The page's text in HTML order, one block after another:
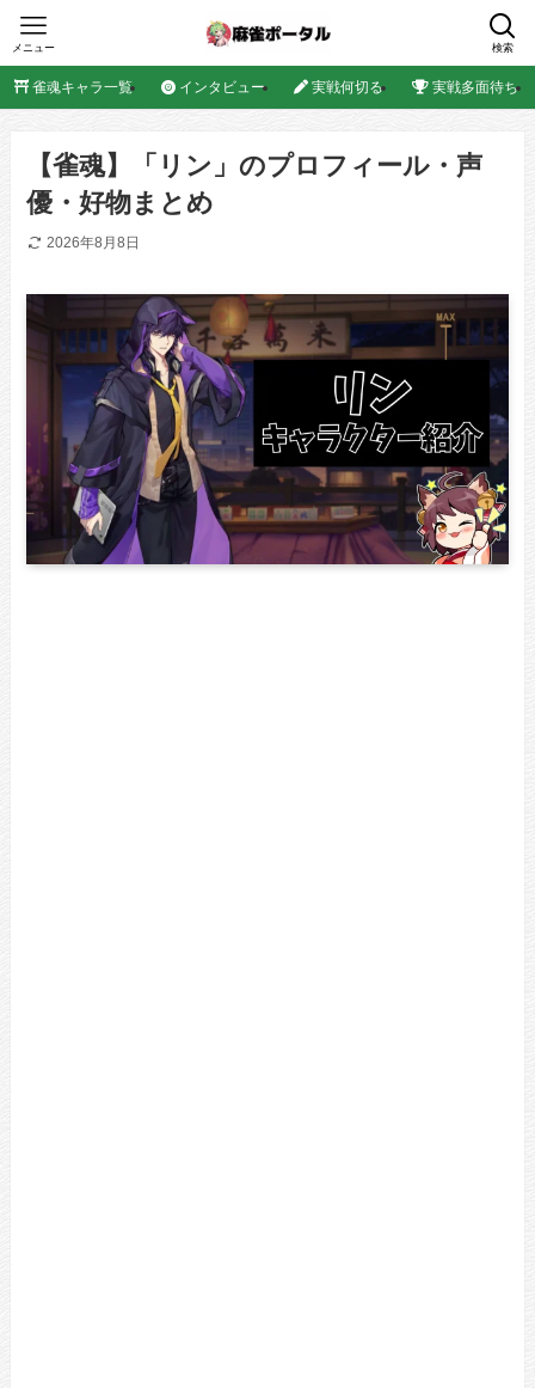
検索
メニュー
雀魂キャラ一覧 インタビュー 実戦何切る 実戦多面待ち
【雀魂】「リン」のプロフィール・声
優・好物まとめ
2026年8月8日